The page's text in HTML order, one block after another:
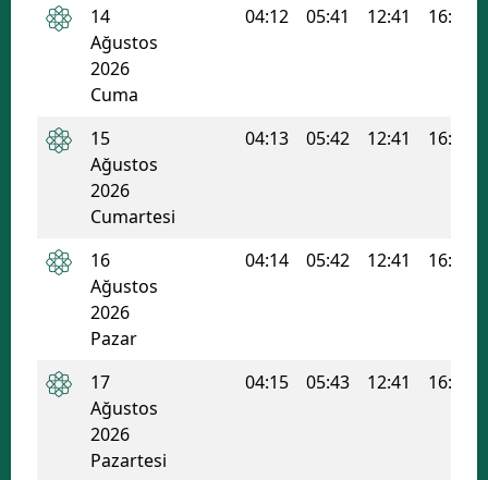
İzmir
Kayseri
Kütahya
14
Ağustos
2026
Cuma
04:12 05:41 12:41 16:26
15
Ağustos
2026
Cumartesi
04:13 05:42 12:41 16:26
16
Ağustos
2026
Pazar
04:14 05:42 12:41 16:25
17
Ağustos
2026
Pazartesi
04:15 05:43 12:41 16:25